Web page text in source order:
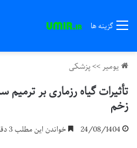
گزینه ها
یومیر>>پزشکی
تأثیرات گیاه رزماری بر
زخم
24/08/1404 خواندن این مطلب 3 دقیقه زمان میبرد